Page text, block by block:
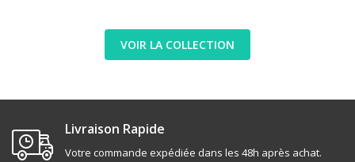
VOIR LA COLLECTION
Livraison Rapide
Votre commande expédiée dans les 48h après achat.